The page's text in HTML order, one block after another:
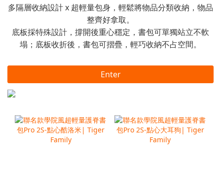
多隔層收納設計 x 超輕量包身，輕鬆將物品分類收納，物品
整齊好拿取。
底板採特殊設計，撐開後重心穩定，書包可單獨站立不軟
塌；底板收折後，書包可摺疊，輕巧收納不占空間。
Enter